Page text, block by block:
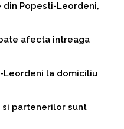
Popesti-Leordeni,
afecta intreaga
Leordeni la domiciliu
partenerilor sunt